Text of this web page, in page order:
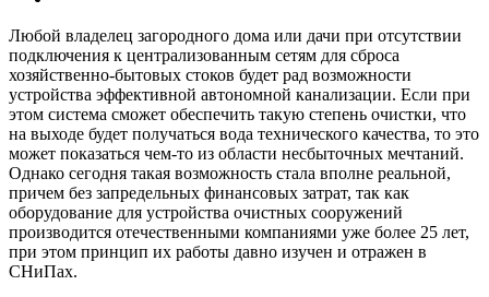
Любой владелец загородного дома или дачи при отсутствии
подключения к централизованным сетям для сброса
хозяйственно-бытовых стоков будет рад возможности
устройства эффективной автономной канализации. Если при
этом система сможет обеспечить такую степень очистки, что
на выходе будет получаться вода технического качества, то это
может показаться чем-то из области несбыточных мечтаний.
Однако сегодня такая возможность стала вполне реальной,
причем без запредельных финансовых затрат, так как
оборудование для устройства очистных сооружений
производится отечественными компаниями уже более 25 лет,
при этом принцип их работы давно изучен и отражен в
СНиПах.